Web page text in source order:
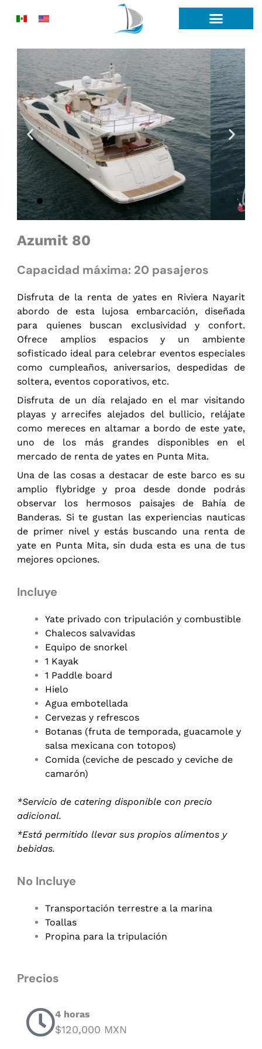
Azumit 80
Capacidad máxima: 20 pasajeros
Disfruta de la renta de yates en Riviera Nayarit
abordo de esta lujosa embarcación, diseñada
para quienes buscan exclusividad y confort.
Ofrece amplios espacios y un ambiente
sofisticado ideal para celebrar eventos especiales
como cumpleaños, aniversarios, despedidas de
soltera, eventos coporativos, etc.
Disfruta de un día relajado en el mar visitando
playas y arrecifes alejados del bullicio, relájate
como mereces en altamar a bordo de este yate,
uno de los más grandes disponibles en el
mercado de renta de yates en Punta Mita.
Una de las cosas a destacar de este barco es su
amplio flybridge y proa desde donde podrás
observar los hermosos paisajes de Bahía de
Banderas. Si te gustan las experiencias nauticas
de primer nivel y estás buscando una renta de
yate en Punta Mita, sin duda esta es una de tus
mejores opciones.
Incluye
Yate privado con tripulación y combustible
Chalecos salvavidas
Equipo de snorkel
1 Kayak
1 Paddle board
Hielo
Agua embotellada
Cervezas y refrescos
Botanas (fruta de temporada, guacamole y
salsa mexicana con totopos)
Comida (ceviche de pescado y ceviche de
camarón)
*Servicio de catering disponible con precio
adicional.
*Está permitido llevar sus propios alimentos y
bebidas.
No Incluye
Transportación terrestre a la marina
Toallas
Propina para la tripulación
Precios
4 horas
$120,000 MXN